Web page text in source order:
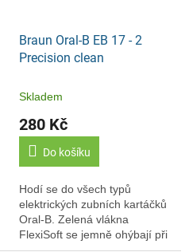
Braun Oral-B EB 17 - 2
Precision clean
Skladem
280 Kč
Do košíku
Hodí se do všech typů
elektrických zubních kartáčků
Oral-B. Zelená vlákna
FlexiSoft se jemně ohýbají při